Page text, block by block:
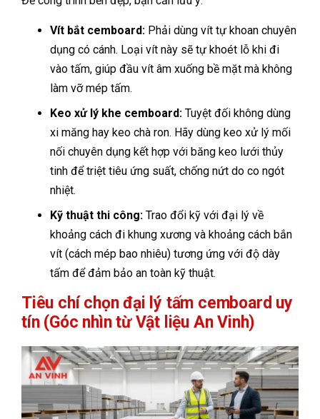
Vít bắt cemboard: Phải dùng vít tự khoan chuyên
dụng có cánh. Loại vít này sẽ tự khoét lỗ khi đi
vào tấm, giúp đầu vít âm xuống bề mặt mà không
làm vỡ mép tấm.
Keo xử lý khe cemboard: Tuyệt đối không dùng
xi măng hay keo chà ron. Hãy dùng keo xử lý mối
nối chuyên dụng kết hợp với băng keo lưới thủy
tinh để triệt tiêu ứng suất, chống nứt do co ngót
nhiệt.
Kỹ thuật thi công: Trao đổi kỹ với đại lý về
khoảng cách đi khung xương và khoảng cách bắn
vít (cách mép bao nhiêu) tương ứng với độ dày
tấm để đảm bảo an toàn kỹ thuật.
Tiêu chí chọn đại lý tấm cemboard uy
tín (Góc nhìn từ Vật liệu An Vinh)